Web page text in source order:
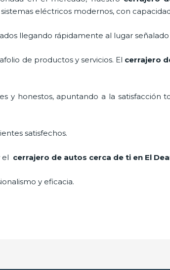
eléctricos modernos, con
llegando rápidamente al lugar
de productos y servicios. El cerrajero
y honestos, apuntando a la satisfacción
satisfechos.
el cerrajero de autos cerca de ti en El
y eficacia.